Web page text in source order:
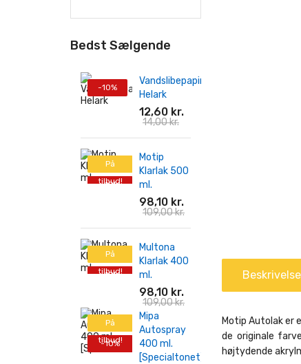
Bedst Sælgende
-10%
Vandslibepapir
Helark
12,60 kr.
14,00 kr.
På
tilbud!
-10%
Motip
Klarlak 500
ml.
98,10 kr.
109,00 kr.
På
tilbud!
-10%
Multona
Klarlak 400
ml.
98,10 kr.
109,00 kr.
På
tilbud!
-10%
Mipa
Autospray
400 ml.
[Specialtonet]
Beskrivelse
Motip Autolak er
de originale
højtydende